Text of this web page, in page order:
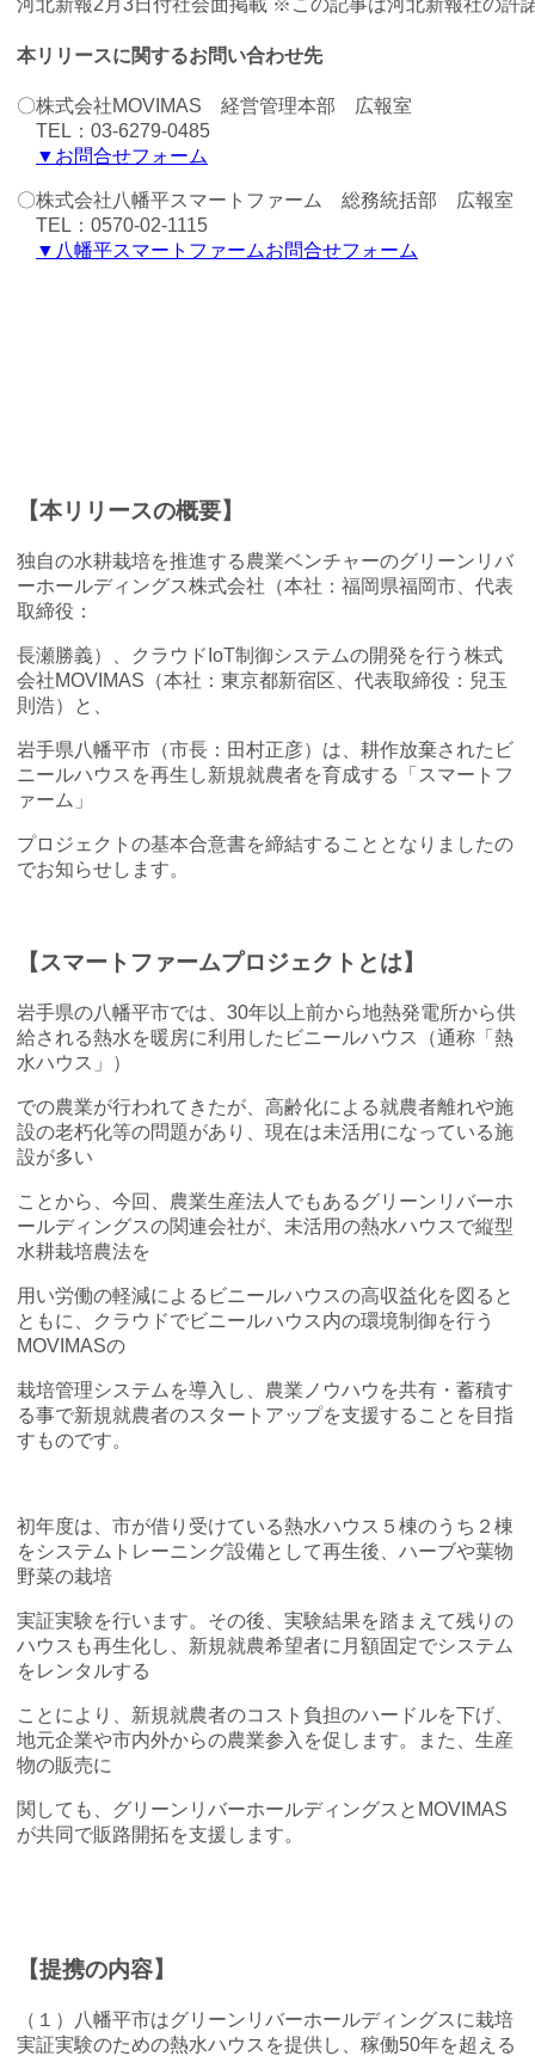
本リリースに関するお問い合わせ先
〇株式会社MOVIMAS 経営管理本部 広報室
TEL：03-6279-0485
▼お問合せフォーム
〇株式会社八幡平スマートファーム 総務統括部 広報室
TEL：0570-02-1115
▼八幡平スマートファームお問合せフォーム
【本リリースの概要】
独自の水耕栽培を推進する農業ベンチャーのグリーンリバ
ーホールディングス株式会社（本社：福岡県福岡市、代表
取締役：
長瀬勝義）、クラウドIoT制御システムの開発を行う株式
会社MOVIMAS（本社：東京都新宿区、代表取締役：兒玉
則浩）と、
岩手県八幡平市（市長：田村正彦）は、耕作放棄されたビ
ニールハウスを再生し新規就農者を育成する「スマートフ
ァーム」
プロジェクトの基本合意書を締結することとなりましたの
でお知らせします。
【スマートファームプロジェクトとは】
岩手県の八幡平市では、30年以上前から地熱発電所から供
給される熱水を暖房に利用したビニールハウス（通称「熱
水ハウス」）
での農業が行われてきたが、高齢化による就農者離れや施
設の老朽化等の問題があり、現在は未活用になっている施
設が多い
ことから、今回、農業生産法人でもあるグリーンリバーホ
ールディングスの関連会社が、未活用の熱水ハウスで縦型
水耕栽培農法を
用い労働の軽減によるビニールハウスの高収益化を図ると
ともに、クラウドでビニールハウス内の環境制御を行う
MOVIMASの
栽培管理システムを導入し、農業ノウハウを共有・蓄積す
る事で新規就農者のスタートアップを支援することを目指
すものです。
初年度は、市が借り受けている熱水ハウス５棟のうち２棟
をシステムトレーニング設備として再生後、ハーブや葉物
野菜の栽培
実証実験を行います。その後、実験結果を踏まえて残りの
ハウスも再生化し、新規就農希望者に月額固定でシステム
をレンタルする
ことにより、新規就農者のコスト負担のハードルを下げ、
地元企業や市内外からの農業参入を促します。また、生産
物の販売に
関しても、グリーンリバーホールディングスとMOVIMAS
が共同で販路開拓を支援します。
【提携の内容】
（１）八幡平市はグリーンリバーホールディングスに栽培
実証実験のための熱水ハウスを提供し、稼働50年を超える